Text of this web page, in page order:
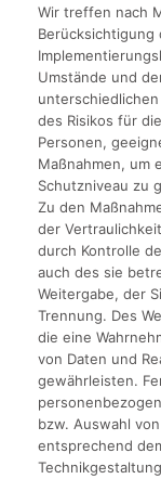
Wir treffen nach
Berücksichtigung
Umstände und
des Risikos für
Personen,
Maßnahmen, um
Schutzniveau zu
Zu den
der
durch Kontrolle
auch des sie
Weitergabe, der
Trennung. Des
die eine
von Daten und
gewährleisten.
bzw. Auswahl
entsprechend